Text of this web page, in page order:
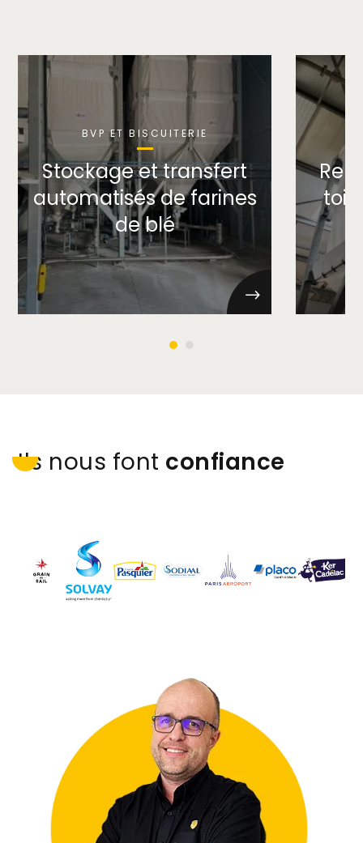
BVP ET BISCUITERIE
Stockage et transfert
automatisés de farines
de blé
Ils nous font confiance